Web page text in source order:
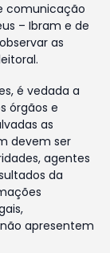
comunicação
– Ibram e de
as
é vedada a
órgãos e
as
devem ser
agentes
da
apresentem